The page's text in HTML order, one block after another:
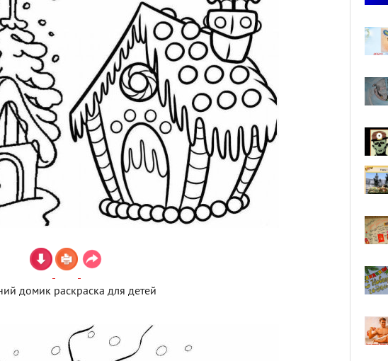
домик раскраска для детей